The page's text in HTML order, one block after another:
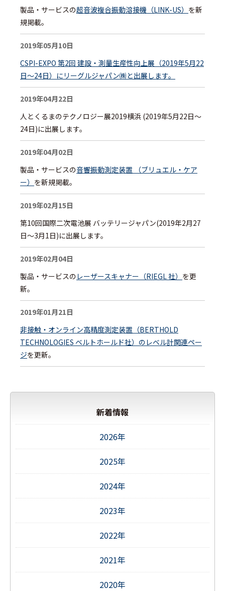
製品・サービスの超音波複合振動溶接機（LINK-US） を新
規掲載。
2019年05月10日
CSPI-EXPO 第2回 建設・測量生産性向上展（2019年5月22
日～24日）にリーグルジャパン㈱と出展します。
2019年04月22日
人とくるまのテクノロジー展2019横浜 (2019年5月22日～
24日)に出展します。
2019年04月02日
製品・サービスの音響振動測定装置 （ブリュエル・ケア
ー） を新規掲載。
2019年02月15日
第10回国際二次電池展 バッテリージャパン(2019年2月27
日～3月1日)に出展します。
2019年02月04日
製品・サービスの レーザースキャナー（RIEGL 社） を更
新。
2019年01月21日
非接触・オンライン高精度測定装置（BERTHOLD
TECHNOLOGIES ベルトホールド社）のレベル計関連ペー
ジを更新。
新着情報
2026年
2025年
2024年
2023年
2022年
2021年
2020年